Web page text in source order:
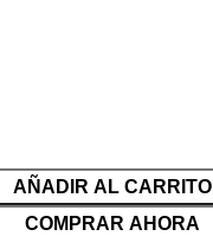
AÑADIR AL CARRITO
COMPRAR AHORA